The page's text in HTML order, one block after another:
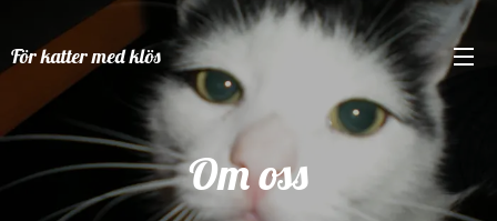
För katter med klös
Om oss